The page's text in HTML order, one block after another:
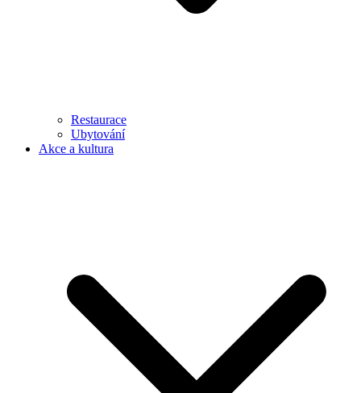
Restaurace
Ubytování
Akce a kultura